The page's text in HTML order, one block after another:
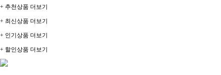
+ 추천상품 더보기
+ 최신상품 더보기
+ 인기상품 더보기
+ 할인상품 더보기